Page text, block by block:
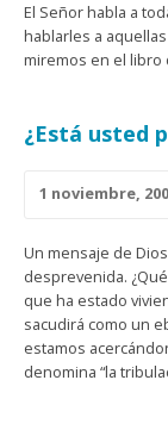
El Señor habla a
hablarles a
miremos en el libro
¿Está usted
1 noviembre,
Un mensaje de
desprevenida.
que ha estado
sacudirá como un
estamos
denomina “la